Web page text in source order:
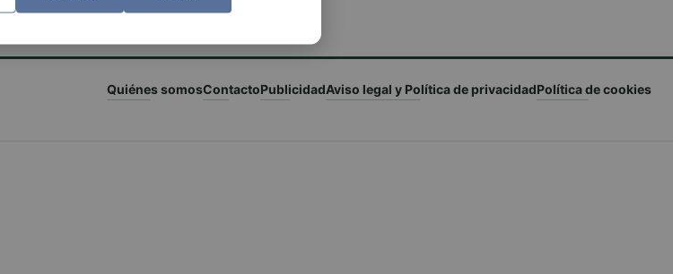
Quiénes somosContactoPublicidadAviso legal y Política de privacidadPolítica de cookies